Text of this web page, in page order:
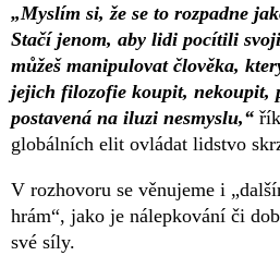
„Myslím si, že se to rozpadne
Stačí jenom, aby lidi pocítili
můžeš manipulovat člověka,
jejich filozofie koupit, nekoupit,
postavená na iluzi nesmyslu,“
globálních elit ovládat lidstvo
V rozhovoru se věnujeme i
hrám“, jako je nálepkování či
své síly.